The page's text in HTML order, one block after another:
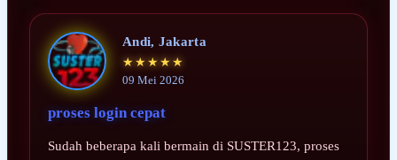
Andi, Jakarta
★★★★★
09 Mei 2026
proses login cepat
Sudah beberapa kali bermain di SUSTER123, proses